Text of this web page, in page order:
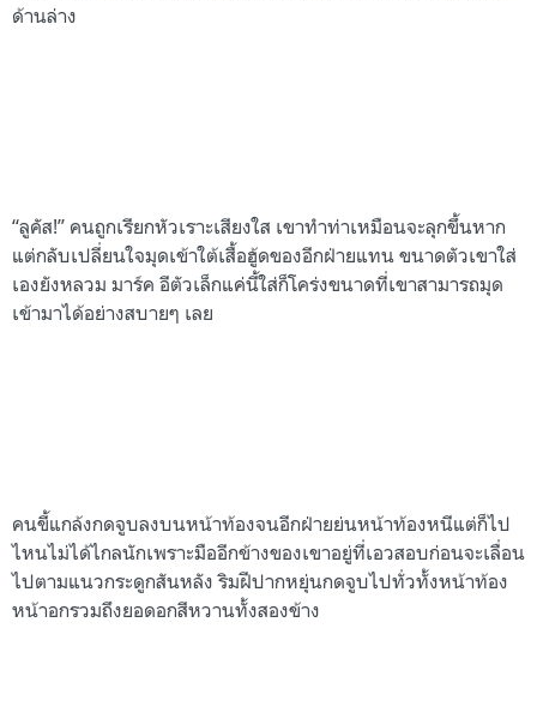
ด้านล่าง
“ลูคัส!” คนถูกเรียกหัวเราะเสียงใส เขาทำท่าเหมือนจะลุกขึ้นหาก
แต่กลับเปลี่ยนใจมุดเข้าใต้เสื้อฮู้ดของอีกฝ่ายแทน ขนาดตัวเขาใส่
เองยังหลวม มาร์ค อีตัวเล็กแค่นี้ใส่ก็โคร่งขนาดที่เขาสามารถมุด
เข้ามาได้อย่างสบายๆ เลย
คนขี้แกล้งกดจูบลงบนหน้าท้องจนอีกฝ่ายย่นหน้าท้องหนีแต่ก็ไป
ไหนไม่ได้ไกลนักเพราะมืออีกข้างของเขาอยู่ที่เอวสอบก่อนจะเลื่อน
ไปตามแนวกระดูกสันหลัง ริมฝีปากหยุ่นกดจูบไปทั่วทั้งหน้าท้อง
หน้าอกรวมถึงยอดอกสีหวานทั้งสองข้าง